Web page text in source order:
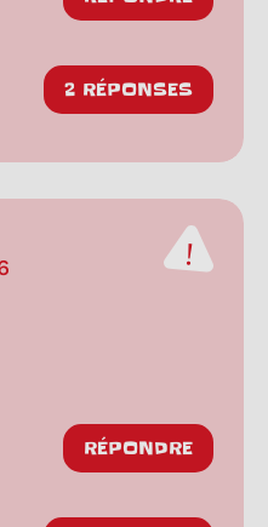
réactions
2 RÉPONSES
réactions
RÉPONDRE